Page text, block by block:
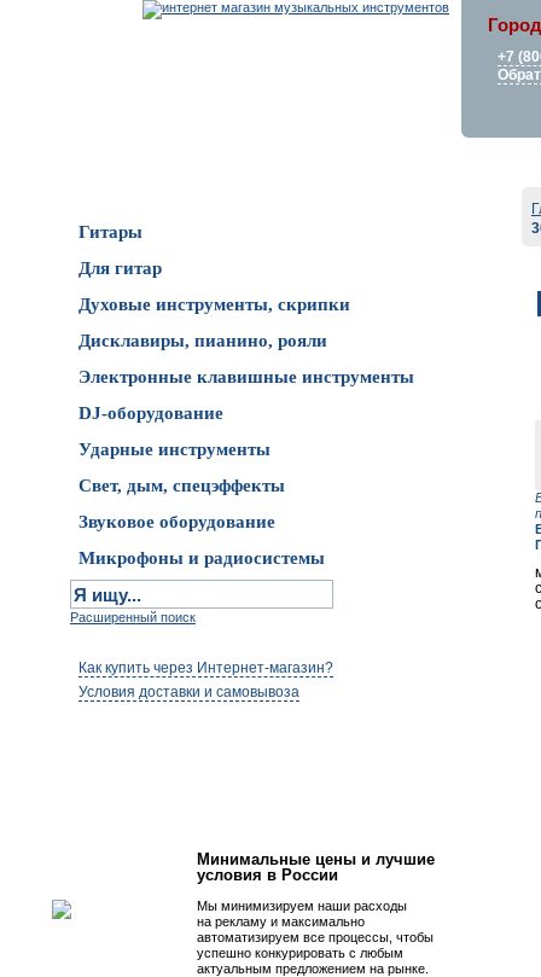
+7
Гитары
Для гитар
Духовые инструменты, скрипки
Дисклавиры, пианино, рояли
Электронные клавишные инструменты
DJ-оборудование
Ударные инструменты
Свет, дым, спецэффекты
Звуковое оборудование
Микрофоны и радиосистемы
Расширенный поиск
Как купить через Интернет-магазин?
Условия доставки и самовывоза
Минимальные цены и лучшие
условия в России
Мы минимизируем наши расходы
на рекламу и максимально
автоматизируем все процессы, чтобы
успешно конкурировать с любым
актуальным предложением на рынке.